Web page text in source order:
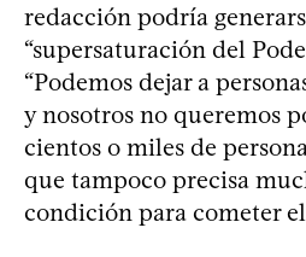
redacción podría
“supersaturación del
“Podemos dejar a
y nosotros no queremos
cientos o miles de
que tampoco precisa
condición para cometer